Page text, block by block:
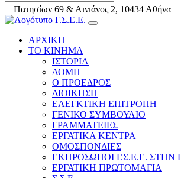
Πατησίων 69 & Αινιάνος 2, 10434 Αθήνα
ΑΡΧΙΚΗ
ΤΟ ΚΙΝΗΜΑ
ΙΣΤΟΡΙΑ
ΔΟΜΗ
Ο ΠΡΟΕΔΡΟΣ
ΔΙΟΙΚΗΣΗ
ΕΛΕΓΚΤΙΚΗ ΕΠΙΤΡΟΠΗ
ΓΕΝΙΚΟ ΣΥΜΒΟΥΛΙΟ
ΓΡΑΜΜΑΤΕΙΕΣ
ΕΡΓΑΤΙΚΑ ΚΕΝΤΡΑ
ΟΜΟΣΠΟΝΔΙΕΣ
ΕΚΠΡΟΣΩΠΟΙ Γ.Σ.Ε.Ε. ΣΤΗΝ
ΕΡΓΑΤΙΚΗ ΠΡΩΤΟΜΑΓΙΑ